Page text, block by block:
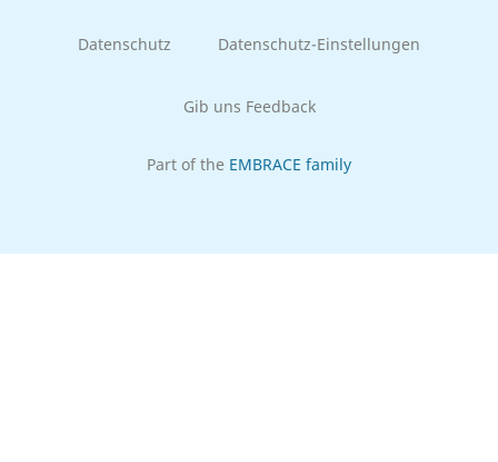
Datenschutz Datenschutz-Einstellungen
Gib uns Feedback
Part of the EMBRACE family